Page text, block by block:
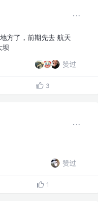
方了，前期先去 航天
坝
赞过
3
赞过
1